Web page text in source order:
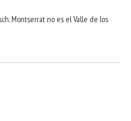
Montserrat no es el Valle de los